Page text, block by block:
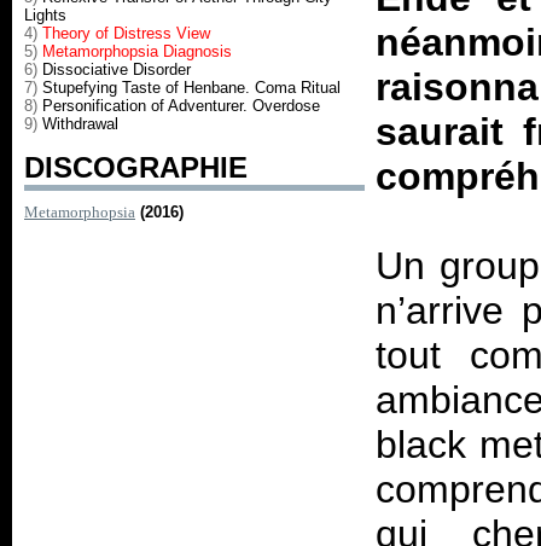
Lights
4) Theory of Distress View
5) Metamorphopsia Diagnosis
6) Dissociative Disorder
7) Stupefying Taste of Henbane. Coma Ritual
8) Personification of Adventurer. Overdose
9) Withdrawal
DISCOGRAPHIE
Metamorphopsia (2016)
saurait
Un
n’arrive
tout
black
qui